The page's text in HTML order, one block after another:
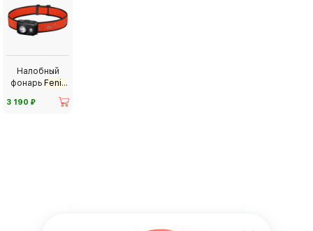
Налобный
фонарь Fenix
HL16 UltraLight
3 190 ⃏